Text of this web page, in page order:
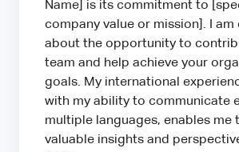
Name] is its commitment to
company value or mission]. I am
about the opportunity to
team and help achieve your
goals. My international
with my ability to communicate
multiple languages, enables me
valuable insights and